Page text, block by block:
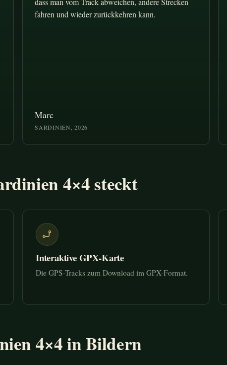
fahren und wieder zurückkehren kann.
Marc
SARDINIEN, 2026
4×4 steckt
Interaktive GPX-Karte
Die GPS-Tracks zum Download im GPX-Format.
4×4 in Bildern